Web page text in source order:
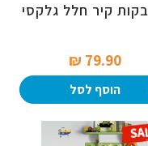
קיר חלל גלקסי
79.90 ₪‎
הוסף לסל